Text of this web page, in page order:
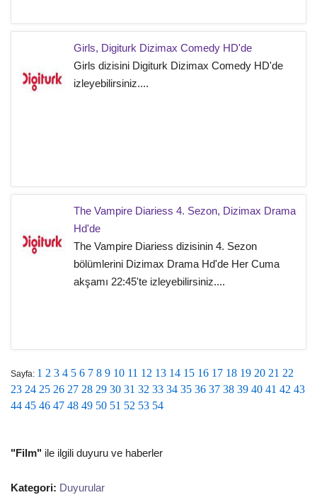
Girls, Digiturk Dizimax Comedy HD'de
Girls dizisini Digiturk Dizimax Comedy HD'de
izleyebilirsiniz....
The Vampire Diariess 4. Sezon, Dizimax Drama
Hd'de
The Vampire Diariess dizisinin 4. Sezon
bölümlerini Dizimax Drama Hd'de Her Cuma
akşamı 22:45'te izleyebilirsiniz....
Sayfa: 1 2 3 4 5 6 7 8 9 10 11 12 13 14 15 16 17 18 19 20 21 22
23 24 25 26 27 28 29 30 31 32 33 34 35 36 37 38 39 40 41 42 43
44 45 46 47 48 49 50 51 52 53 54
"Film" ile ilgili duyuru ve haberler
Kategori: Duyurular